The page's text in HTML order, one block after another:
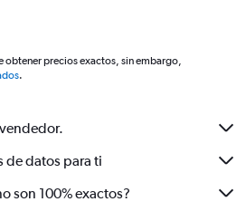
obtener precios exactos, sin embargo,
.
de datos para ti
son 100% exactos?